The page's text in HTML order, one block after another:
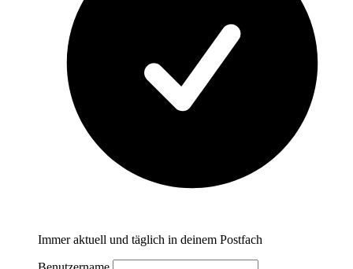
Immer aktuell und täglich in deinem Postfach